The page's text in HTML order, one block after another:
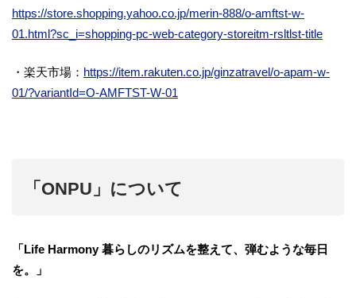
https://store.shopping.yahoo.co.jp/merin-888/o-amftst-w-
01.html?sc_i=shopping-pc-web-category-storeitm-rsltlst-title
・楽天市場： https://item.rakuten.co.jp/ginzatravel/o-apam-w-
01/?variantId=O-AMFTST-W-01
「ONPU」について
「Life Harmony 暮らしのリズムを整えて、弾むような毎日
を。」